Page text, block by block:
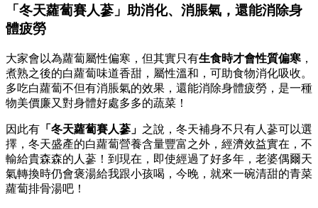
「冬天蘿蔔賽人蔘」助消化、消脹氣，還能消除身
體疲勞
大家會以為蘿蔔屬性偏寒，但其實只有生食時才會性質偏寒 ，
煮熟之後的白蘿蔔味道香甜，屬性溫和，可助食物消化吸收。
多吃白蘿蔔不但有消脹氣的效果，還能消除身體疲勞，是一種
物美價廉又對身體好處多多的蔬菜！
因此有 「冬天蘿蔔賽人蔘」 之說，冬天補身不只有人蔘可以選
擇，冬天盛產的白蘿蔔營養含量豐富之外，經濟效益實在，不
輸給貴森森的人蔘！到現在，即使經過了好多年，老婆偶爾天
氣轉換時仍會褒湯給我跟小孩喝，今晚，就來一碗清甜的青菜
蘿蔔排骨湯吧！